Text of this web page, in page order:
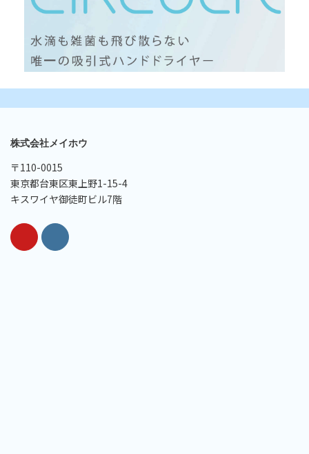
株式会社メイホウ
〒110-0015
東京都台東区東上野1-15-4
キスワイヤ御徒町ビル7階